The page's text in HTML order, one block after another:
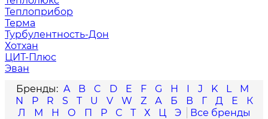
Теплоприбор
Терма
Турбулентность-Дон
Хотхан
ЦИТ-Плюс
Эван
A
B C D E F G H I J K L
M
N
P R S T U V W Z А Б В Г Д Е
К
Л
М Н О П Р С Т Х Ц Э